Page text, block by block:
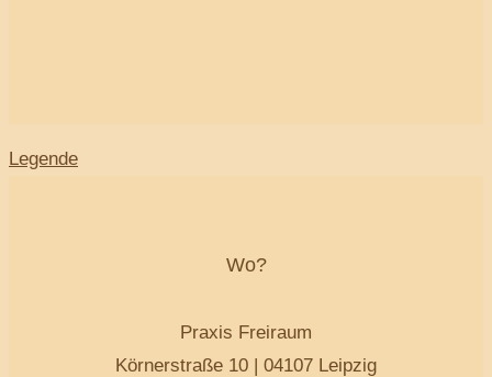
Legende
Wo?
Praxis Freiraum
Körnerstraße 10 | 04107 Leipzig